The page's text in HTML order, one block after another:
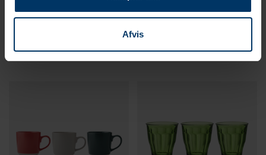
Afvis
Aida RAW Colour Krus 30 cl 5
349,95 DKK499,95 DKK
Club House Volcano
Cappuccinokop 21 cl 5 Stk
584,78 DKK649,75 DKK